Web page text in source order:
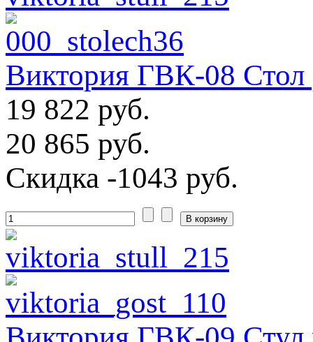
Виктория ГВК-08 Стол
19 822 руб.
20 865 руб.
Скидка -1043 руб.